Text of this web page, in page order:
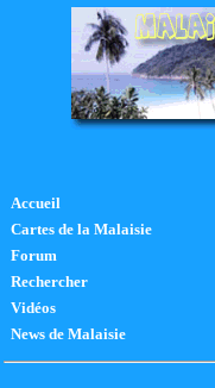
Accueil
Cartes de la Malaisie
Forum
Rechercher
Vidéos
News de Malaisie